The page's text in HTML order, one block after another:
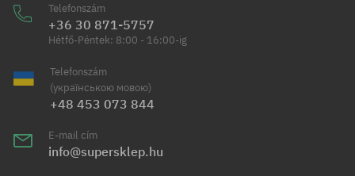
Telefonszám
+36 30 871-5757
Hétfő-Péntek: 8:00 - 16:00-ig
Telefonszám
(українською мовою)
+48 453 073 844
E-mail cím
info@supersklep.hu